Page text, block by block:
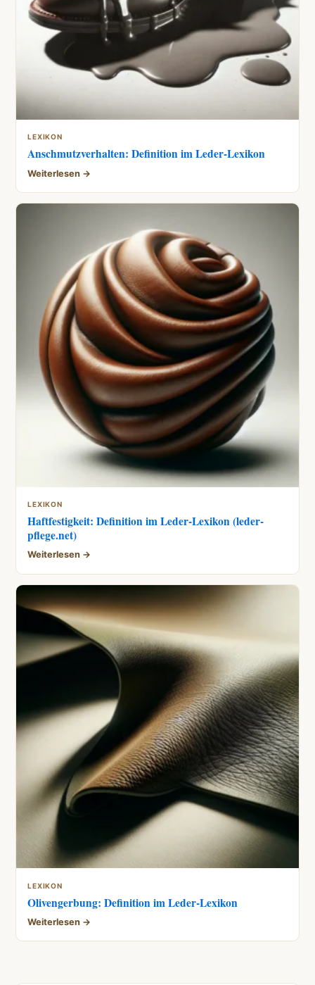
LEXIKON
Anschmutzverhalten: Definition im Leder-Lexikon
Weiterlesen →
LEXIKON
Haftfestigkeit: Definition im Leder-Lexikon (leder-
pflege.net)
Weiterlesen →
LEXIKON
Olivengerbung: Definition im Leder-Lexikon
Weiterlesen →